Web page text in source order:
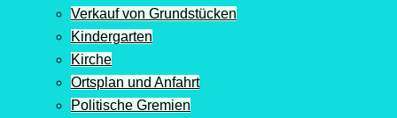
Verkauf von Grundstücken
Kindergarten
Kirche
Ortsplan und Anfahrt
Politische Gremien